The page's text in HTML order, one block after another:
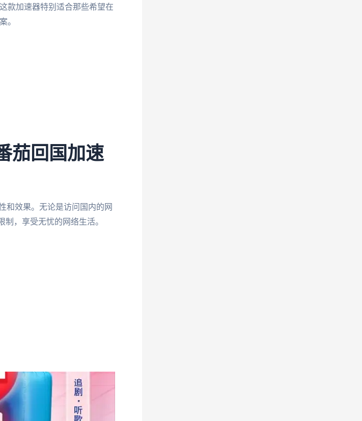
款加速器特别适合那些希望在
。
茄回国加速
和效果。无论是访问国内的网
，享受无忧的网络生活。